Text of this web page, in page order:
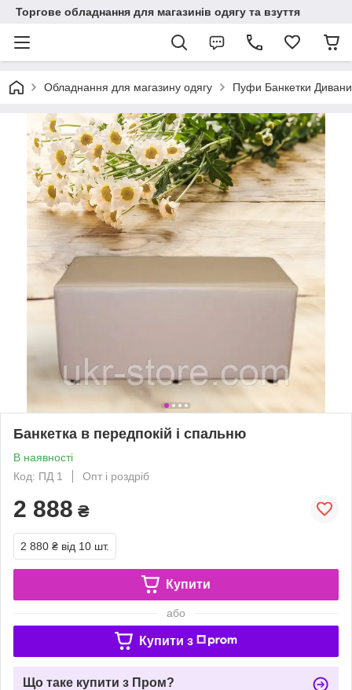
Торгове обладнання для магазинів одягу та взуття
Обладнання для магазину одягу Пуфи Банкетки Дивани
Банкетка в передпокій і спальню
В наявності
Код: ПД 1
Опт і роздріб
2 888 ₴
2 880 ₴ від 10 шт.
Купити
або
Купити з
Що таке купити з Пром?